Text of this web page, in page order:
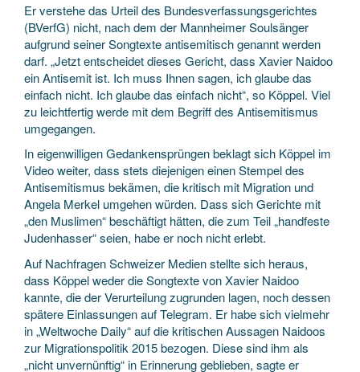
Er verstehe das Urteil des Bundesverfassungsgerichtes
(BVerfG) nicht, nach dem der Mannheimer Soulsänger
aufgrund seiner Songtexte antisemitisch genannt werden
darf. „Jetzt entscheidet dieses Gericht, dass Xavier Naidoo
ein Antisemit ist. Ich muss Ihnen sagen, ich glaube das
einfach nicht. Ich glaube das einfach nicht“, so Köppel. Viel
zu leichtfertig werde mit dem Begriff des Antisemitismus
umgegangen.
In eigenwilligen Gedankensprüngen beklagt sich Köppel im
Video weiter, dass stets diejenigen einen Stempel des
Antisemitismus bekämen, die kritisch mit Migration und
Angela Merkel umgehen würden. Dass sich Gerichte mit
„den Muslimen“ beschäftigt hätten, die zum Teil „handfeste
Judenhasser“ seien, habe er noch nicht erlebt.
Auf Nachfragen Schweizer Medien stellte sich heraus,
dass Köppel weder die Songtexte von Xavier Naidoo
kannte, die der Verurteilung zugrunden lagen, noch dessen
spätere Einlassungen auf Telegram. Er habe sich vielmehr
in „Weltwoche Daily“ auf die kritischen Aussagen Naidoos
zur Migrationspolitik 2015 bezogen. Diese sind ihm als
„nicht unvernünftig“ in Erinnerung geblieben, sagte er